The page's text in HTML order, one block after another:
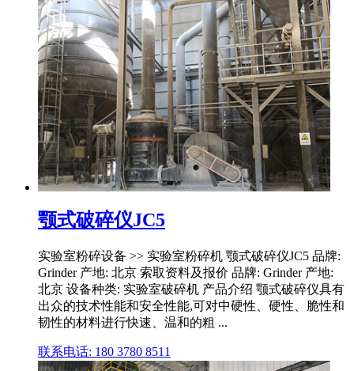
颚式破碎仪JC5
实验室粉碎设备 >> 实验室粉碎机 颚式破碎仪JC5 品牌:
Grinder 产地: 北京 索取资料及报价 品牌: Grinder 产地:
北京 设备种类: 实验室破碎机 产品介绍 颚式破碎仪具有
出众的技术性能和安全性能,可对中硬性、硬性、脆性和
韧性的材料进行快速、温和的粗 ...
联系电话: 180 3780 8511